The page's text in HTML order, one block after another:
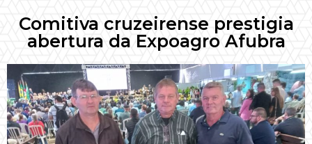
Comitiva cruzeirense prestigia
abertura da Expoagro Afubra